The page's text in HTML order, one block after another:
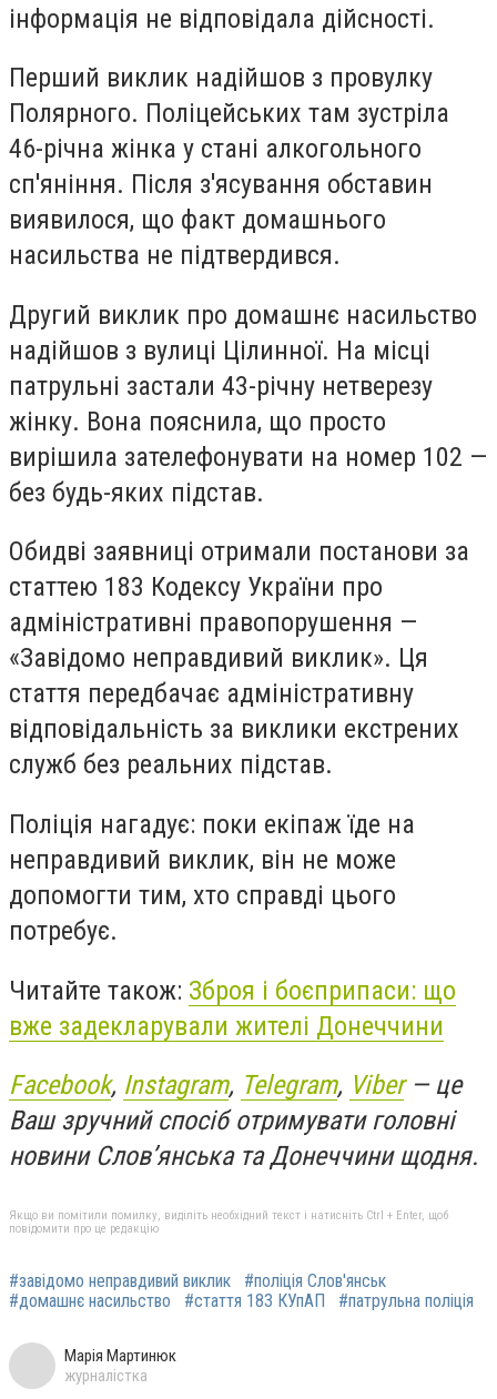
інформація не відповідала дійсності.
Перший виклик надійшов з провулку
Полярного. Поліцейських там зустріла
46-річна жінка у стані алкогольного
сп'яніння. Після з'ясування обставин
виявилося, що факт домашнього
насильства не підтвердився.
Другий виклик про домашнє насильство
надійшов з вулиці Цілинної. На місці
патрульні застали 43-річну нетверезу
жінку. Вона пояснила, що просто
вирішила зателефонувати на номер 102 —
без будь-яких підстав.
Обидві заявниці отримали постанови за
статтею 183 Кодексу України про
адміністративні правопорушення —
«Завідомо неправдивий виклик». Ця
стаття передбачає адміністративну
відповідальність за виклики екстрених
служб без реальних підстав.
Поліція нагадує: поки екіпаж їде на
неправдивий виклик, він не може
допомогти тим, хто справді цього
потребує.
Читайте також: Зброя і боєприпаси: що
вже задекларували жителі Донеччини
Facebook, Instagram, Telegram, Viber— це
Ваш зручний спосіб отримувати головні
новини Слов’янська та Донеччини щодня.
Якщо ви помітили помилку, виділіть необхідний текст і натисніть Ctrl + Enter, щоб
повідомити про це редакцію
#завідомо неправдивий виклик
#поліція Слов'янськ
#домашнє насильство
#стаття 183 КУпАП #патрульна поліція
Марія Мартинюк
журналістка